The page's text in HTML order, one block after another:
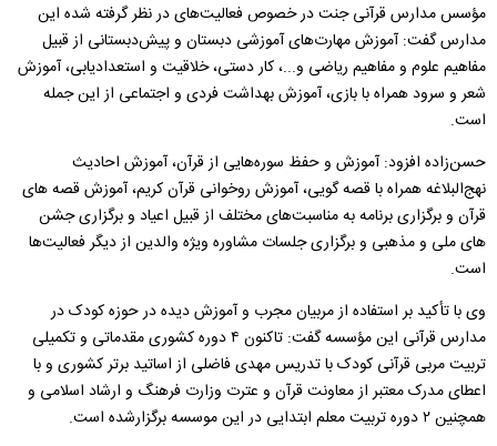
مؤسس مدارس قرآنی جنت در خصوص فعالیت‌های در نظر گرفته شده این
مدارس گفت: آموزش مهارت‌های آموزشی دبستان و پیش‌دبستانی از قبیل
مفاهیم علوم و مفاهیم ریاضی و...، کار دستی، خلاقیت و استعداد‌یابی، آموزش
شعر و سرود همراه با بازی، آموزش بهداشت فردی و اجتماعی از این جمله
است.
حسن‌‌زاده افزود: آموزش و حفظ سوره‌هایی از قرآن، آموزش احادیث
نهج‌البلاغه همراه با قصه گویی، آموزش روخوانی قرآن‌ کریم، آموزش قصه های
قرآن و برگزاری برنامه به مناسبت‌های مختلف از قبیل اعیاد و برگزاری جشن
های ملی و مذهبی و برگزاری جلسات مشاوره ویژه والدین از دیگر فعالیت‌ها
است.
وی با تأکید بر استفاده از مربیان مجرب و آموزش دیده در حوزه کودک در
مدارس قرآنی این مؤسسه گفت: تاکنون ۴ دوره کشوری مقدماتی و تکمیلی
تربیت مربی قرآنی کودک با تدریس مهدی فاضلی از اساتید برتر کشوری و با
اعطای مدرک معتبر از معاونت قرآن و عترت وزارت فرهنگ و ارشاد اسلامی و
همچنین ۲ دوره تربیت معلم ابتدایی در این موسسه برگزارشده است.